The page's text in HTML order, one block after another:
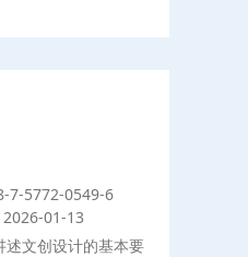
7-5772-0549-6
01-13
述文创设计的基本要